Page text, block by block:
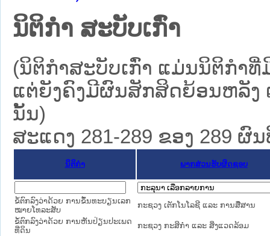
ນິຕິກໍາ ສະບັບເກົ່າ
(ນິຕິກໍາສະບັບເກົ່າ ແມ່ນນິຕິກໍາ
ແຕ່ຍັງຄົງມີຜົນສັກສິດຍ້ອນຫລັງ
ນັ້ນ)
ສະແດງ 281-289 ຂອງ 289 ຜົ
ນິຕິກໍາ ພາກສ່ວນຮັບຜິດຊອບ
ຂໍ້ຕົກລົງວ່າດ້ວຍ ການຂຶ້ນທະບຽນເລກ
ໝາຍໂທລະສັບ
ກະຊວງ ເຕັກໂນໂລຊີ ແລະ ການສື່ສານ
ຂໍ້ຕົກລົງວ່າດ້ວຍ ການຫັນປ່ຽນປະເພດ
ທີ່ດິນ
ກະຊວງ ກະສິກຳ ແລະ ສິ່ງແວດລ້ອມ